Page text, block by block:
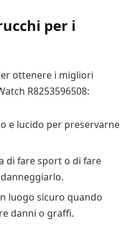
per i
ottenere i migliori
R8253596508:
e lucido per preservarne
di fare sport o di fare
luogo sicuro quando
danni o graffi.